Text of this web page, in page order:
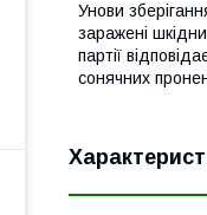
Унови
заражені
партії
сонячних